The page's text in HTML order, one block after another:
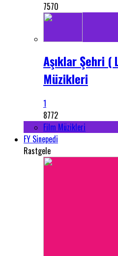
7570
Aşıklar Şehri (
Müzikleri
1
8772
Film Müzikleri
FY Sinepedi
Rastgele